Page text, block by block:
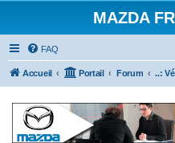
MAZDA
FAQ
Accueil Portail Forum